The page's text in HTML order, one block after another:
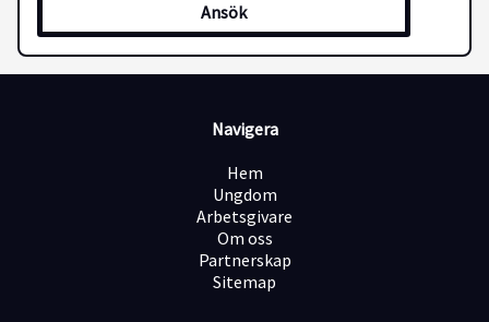
Pedagogiskt stöd, material och handledning
Hjälp med ekonomi, administration och regelverk
Ett digitalt nätverk för kollegialt lärande
Du kan även söka tillsammans med någon du vill arbeta
ansökan vem ni söker tillsammans med.
C Företaget har funnits sedan 2002 och är ett tryggt
alternativ för dig som vill arbeta självständigt i
Ansök
Navigera
Hem
Ungdom
Arbetsgivare
Om oss
Partnerskap
Sitemap